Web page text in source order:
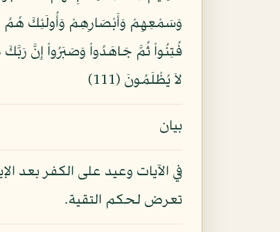
لاَ يُظْلَمُونَ (111)
بيان
في الآيات وعيد على الكفر بعد
تعرض لحكم التقية.